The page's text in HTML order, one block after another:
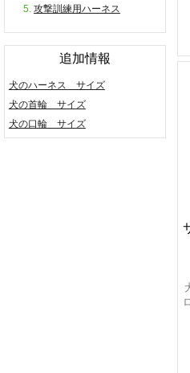
攻撃訓練用ハーネス
追加情報
犬のハーネス サイズ
犬の首輪 サイズ
犬の口輪 サイズ